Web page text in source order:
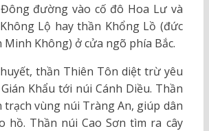
đường vào cố đô Hoa Lư và
Lộ hay thần Khổng Lồ (đức
Không) ở cửa ngõ phía Bắc.
thần Thiên Tôn diệt trừ yêu
Khẩu tới núi Cánh Diều. Thần
trạch vùng núi Tràng An, giúp dân
hồ. Thần núi Cao Sơn tìm ra cây